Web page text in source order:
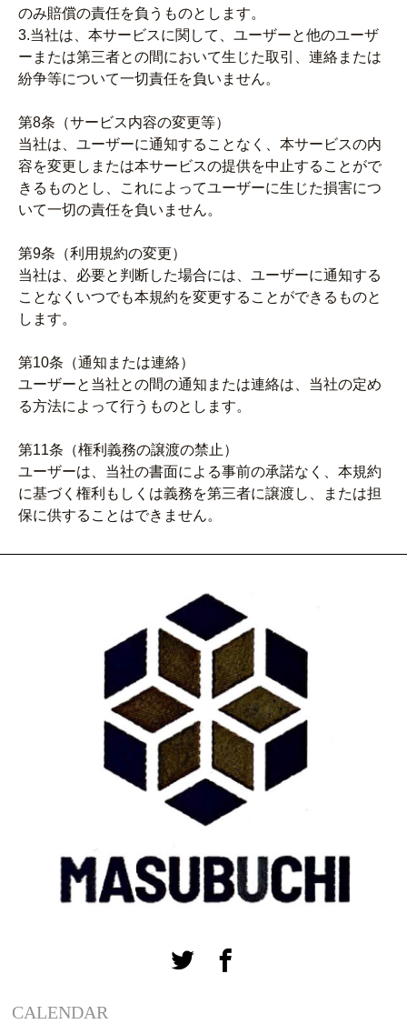
のみ賠償の責任を負うものとします。
3.当社は、本サービスに関して、ユーザーと他のユーザ
ーまたは第三者との間において生じた取引、連絡または
紛争等について一切責任を負いません。
第8条（サービス内容の変更等）
当社は、ユーザーに通知することなく、本サービスの内
容を変更しまたは本サービスの提供を中止することがで
きるものとし、これによってユーザーに生じた損害につ
いて一切の責任を負いません。
第9条（利用規約の変更）
当社は、必要と判断した場合には、ユーザーに通知する
ことなくいつでも本規約を変更することができるものと
します。
第10条（通知または連絡）
ユーザーと当社との間の通知または連絡は、当社の定め
る方法によって行うものとします。
第11条（権利義務の譲渡の禁止）
ユーザーは、当社の書面による事前の承諾なく、本規約
に基づく権利もしくは義務を第三者に譲渡し、または担
保に供することはできません。
CALENDAR